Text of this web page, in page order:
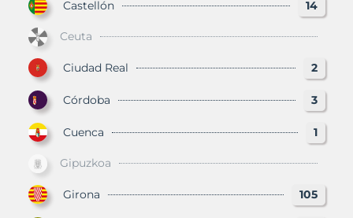
Castellón 14
Ceuta
Ciudad Real 2
Córdoba 3
Cuenca 1
Gipuzkoa
Girona 105